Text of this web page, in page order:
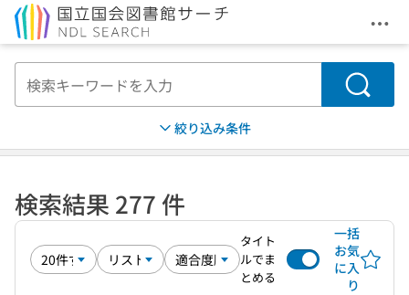
メ
検索
絞り込み条件
検索結果 277 件
タイト
ルでま
とめる
一括
お気
に入
り